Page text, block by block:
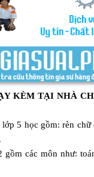
KÈM TẠI NHÀ
5 học gồm: rèn
các môn như: